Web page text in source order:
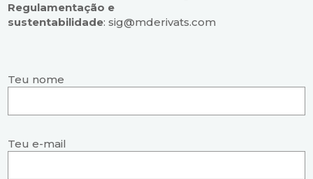
Regulamentação e
sustentabilidade:sig@mderivats.com
Teu nome
Teu e-mail